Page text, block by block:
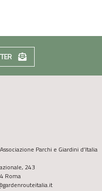
Associazione Parchi e Giardini d’Italia
243
Roma